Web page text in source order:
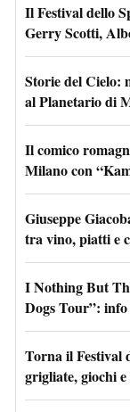
Il Festival dello
Gerry Scotti,
Storie del Cielo:
al Planetario di
Il comico
Milano con
Giuseppe
tra vino, piatti e
I Nothing But
Dogs Tour”:
Torna il Festival
grigliate, giochi e